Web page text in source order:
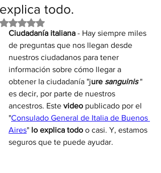
explica todo.
Obtuvo NaN de 5 estrellas.
Ciudadanía italiana - Hay siempre miles
de preguntas que nos llegan desde
nuestros ciudadanos para tener
información sobre cómo llegar a
obtener la ciudadanía "jure sanguinis "
es decir, por parte de nuestros
ancestros. Este video publicado por el
"Consulado General de Italia de Buenos
Aires" lo explica todo o casi. Y, estamos
seguros que te puede ayudar.